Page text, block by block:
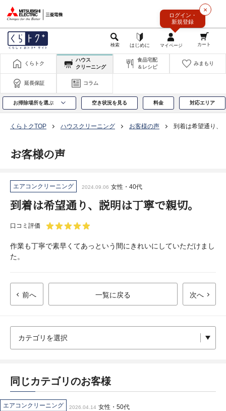
×
ログイン・
新規登録
くらトク
ハウス
クリーニング
食品宅配
＆レシピ
みまもり
延長保証 コラム
お掃除場所を選ぶ 空き状況を見る 料金 対応エリア
くらトクTOP ハウスクリーニング お客様の声 到着は希望通り、
お客様の声
エアコンクリーニング 2024.09.06 女性・40代
到着は希望通り、説明は丁寧で親切。
口コミ評価
作業も丁寧で素早くてあっという間にきれいにしていただけまし
た。
前へ 一覧に戻る 次へ
同じカテゴリのお客様
エアコンクリーニング 2026.04.14 女性・50代